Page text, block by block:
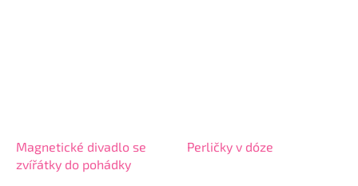
Magnetické divadlo se
zvířátky do pohádky
Perličky v dóze